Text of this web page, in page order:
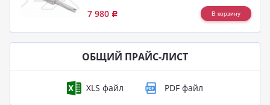
7 980 Р
ОБЩИЙ ПРАЙС-ЛИСТ